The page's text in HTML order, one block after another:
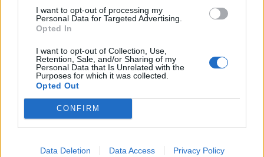
I want to opt-out of processing my
Personal Data for Targeted Advertising.
Opted In
I want to opt-out of Collection, Use,
Retention, Sale, and/or Sharing of my
Personal Data that Is Unrelated with the
Purposes for which it was collected.
Opted Out
CONFIRM
Data Deletion Data Access Privacy Policy
περιέχει βρόμη αντί για…